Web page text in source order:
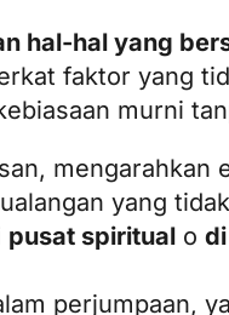
hal-hal yang
faktor yang
murni
mengarahkan
yang
pusat spiritual o
perjumpaan,